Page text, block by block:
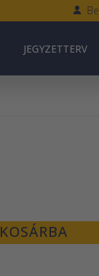
JEGYZETTERV
KOSÁRBA